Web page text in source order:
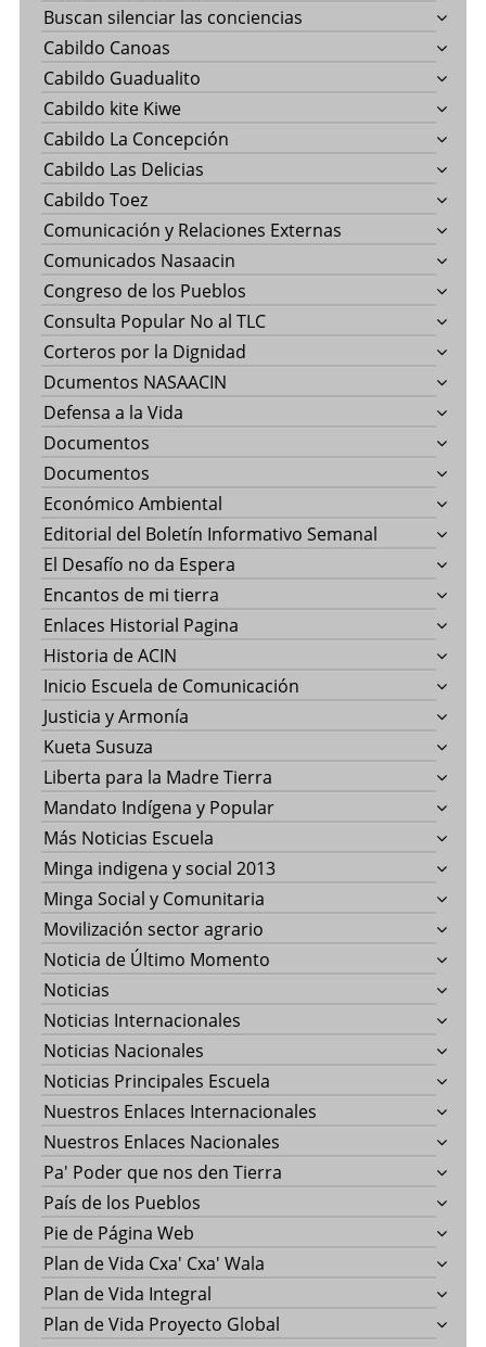
Buscan silenciar las conciencias
Cabildo Canoas
Cabildo Guadualito
Cabildo kite Kiwe
Cabildo La Concepción
Cabildo Las Delicias
Cabildo Toez
Comunicación y Relaciones Externas
Comunicados Nasaacin
Congreso de los Pueblos
Consulta Popular No al TLC
Corteros por la Dignidad
Dcumentos NASAACIN
Defensa a la Vida
Documentos
Documentos
Económico Ambiental
Editorial del Boletín Informativo Semanal
El Desafío no da Espera
Encantos de mi tierra
Enlaces Historial Pagina
Historia de ACIN
Inicio Escuela de Comunicación
Justicia y Armonía
Kueta Susuza
Liberta para la Madre Tierra
Mandato Indígena y Popular
Más Noticias Escuela
Minga indigena y social 2013
Minga Social y Comunitaria
Movilización sector agrario
Noticia de Último Momento
Noticias
Noticias Internacionales
Noticias Nacionales
Noticias Principales Escuela
Nuestros Enlaces Internacionales
Nuestros Enlaces Nacionales
Pa' Poder que nos den Tierra
País de los Pueblos
Pie de Página Web
Plan de Vida Cxa' Cxa' Wala
Plan de Vida Integral
Plan de Vida Proyecto Global